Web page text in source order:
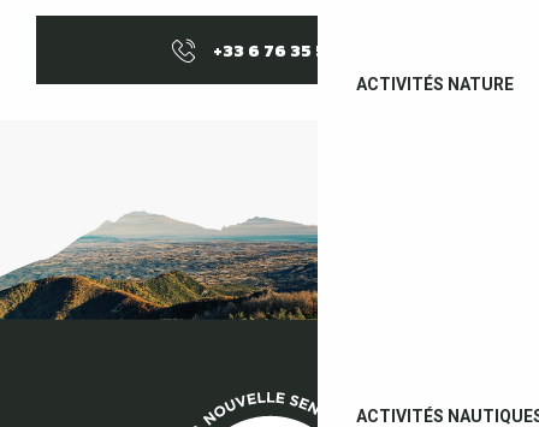
ACTIVITÉS NATURE
ACTIVITÉS
+33 6 76 35 59